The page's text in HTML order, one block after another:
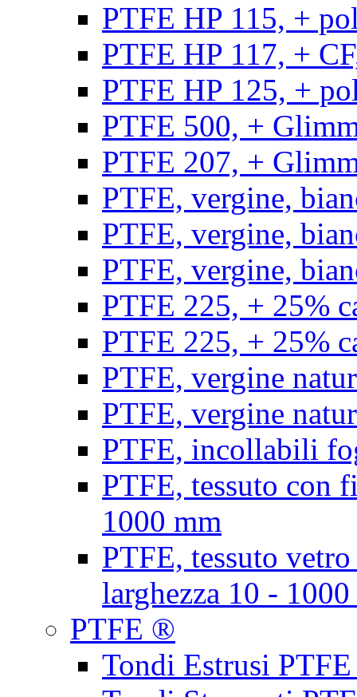
PTFE HP 115, +
PTFE HP 117, +
PTFE HP 125, +
PTFE 500, +
PTFE 207, +
PTFE, vergine,
PTFE, vergine,
PTFE, vergine,
PTFE 225, + 25%
PTFE 225, + 25%
PTFE, vergine
PTFE, vergine
PTFE, incollabili
PTFE, tessuto con
1000 mm
PTFE, tessuto
larghezza 10 -
PTFE ®
Tondi Estrusi